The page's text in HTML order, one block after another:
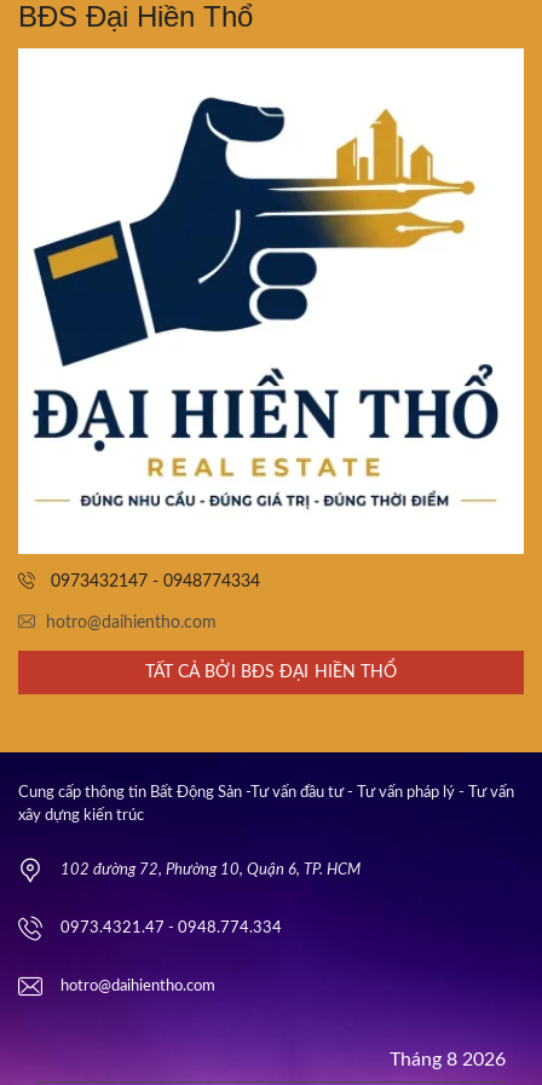
BĐS Đại Hiền Thổ
0973432147 - 0948774334
hotro@daihientho.com
TẤT CẢ BỞI BĐS ĐẠI HIỀN THỔ
Cung cấp thông tin Bất Động Sản -Tư vấn đầu tư - Tư vấn pháp lý - Tư vấn
xây dựng kiến trúc
102 đường 72, Phường 10, Quận 6, TP. HCM
0973.4321.47 - 0948.774.334
hotro@daihientho.com
Tháng 8 2026